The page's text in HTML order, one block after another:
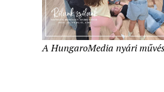
A HungaroMedia nyári